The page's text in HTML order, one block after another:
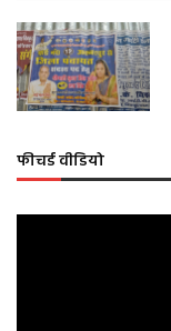
फीचर्ड वीडियो